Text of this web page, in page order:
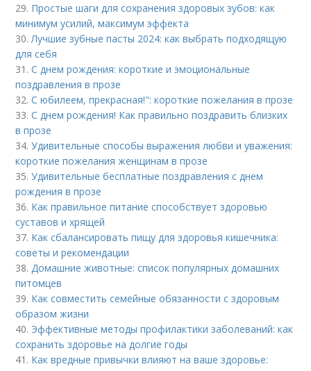
29. Простые шаги для сохранения здоровых зубов: как
минимум усилий, максимум эффекта
30.Лучшие зубные пасты 2024: как выбрать подходящую
для себя
31.С днем рождения: короткие и эмоциональные
поздравления в прозе
32.С юбилеем, прекрасная!": короткие пожелания в прозе
33.С днем рождения! Как правильно поздравить близких
в прозе
34.Удивительные способы выражения любви и уважения:
короткие пожелания женщинам в прозе
35.Удивительные бесплатные поздравления с днем
рождения в прозе
36. Как правильное питание способствует здоровью
суставов и хрящей
37. Как сбалансировать пищу для здоровья кишечника:
советы и рекомендации
38.Домашние животные: список популярных домашних
питомцев
39. Как совместить семейные обязанности с здоровым
образом жизни
40. Эффективные методы профилактики заболеваний: как
сохранить здоровье на долгие годы
41. Как вредные привычки влияют на ваше здоровье: